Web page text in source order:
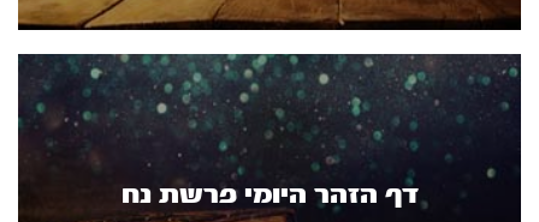
דף הזהר היומי פרשת נח